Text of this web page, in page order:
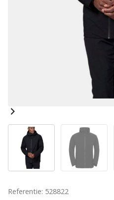
Referentie: 528822